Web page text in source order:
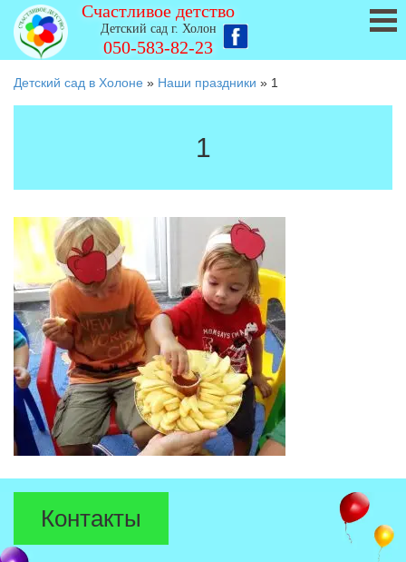
Счастливое детство
Детский сад г. Холон
050-583-82-23
Детский сад в Холоне » Наши праздники » 1
1
Контакты